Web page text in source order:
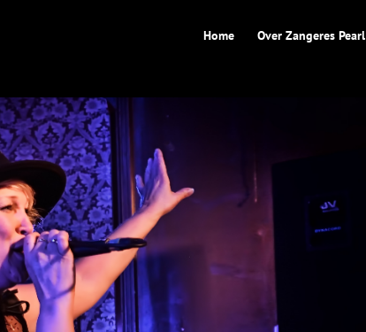
Home Over Zangeres Pearl